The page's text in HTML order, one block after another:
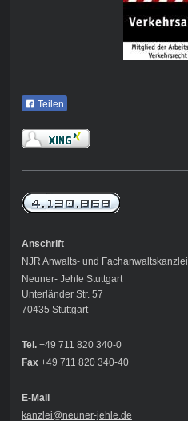
Teilen
Anschrift
NJR Anwalts- und Fachanwaltskanzlei
Neuner- Jehle Stuttgart
Unterländer Str. 57
70435 Stuttgart
Tel.+49 711 820 340-0
Fax+49 711 820 340-40
E-Mail
kanzlei@neuner-jehle.de